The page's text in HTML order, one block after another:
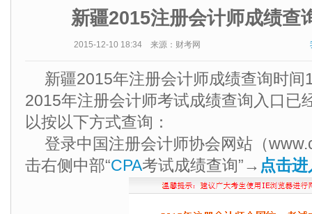
新疆2015注册会计师成绩查
2015-12-10 18:34 来源：财考网
新疆2015年注册会计师成绩查询时
2015年注册会计师考试成绩查询入口已
以按以下方式查询：
登录中国注册会计师协会网站（
击右侧中部“CPA考试成绩查询”→ 点击